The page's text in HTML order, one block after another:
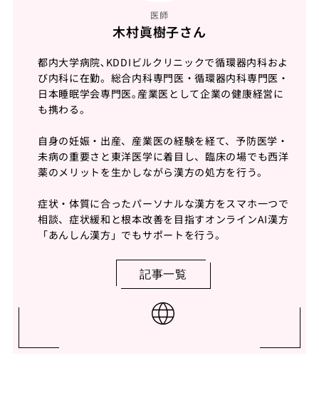
医師
木村眞樹子さん
都内大学病院､KDDIビルクリニックで循環器内科およ
び内科に在勤。総合内科専門医・循環器内科専門医・
日本睡眠学会専門医｡産業医として企業の健康経営に
も携わる。
自身の妊娠・出産、産業医の経験を経て、予防医学・
未病の重要さと東洋医学に着目し、臨床の場でも西洋
薬のメリットを生かしながら漢方の処方を行う。
症状・体質に合ったパーソナルな漢方をスマホ一つで
相談、症状緩和と根本改善を目指すオンラインAI漢方
「あんしん漢方」でもサポートを行う。
記事一覧